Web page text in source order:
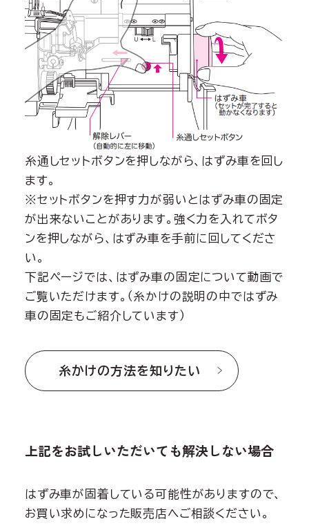
糸通しセットボタンを押しながら、はずみ車を回し
ます。
※セットボタンを押す力が弱いとはずみ車の固定
が出来ないことがあります。強く力を入れてボタ
ンを押しながら、はずみ車を手前に回してくださ
い。
下記ページでは、はずみ車の固定について動画で
ご覧いただけます。（糸かけの説明の中ではずみ
車の固定もご紹介しています）
糸かけの方法を知りたい
上記をお試しいただいても解決しない場合
はずみ車が固着している可能性がありますので、
お買い求めになった販売店へご相談ください。